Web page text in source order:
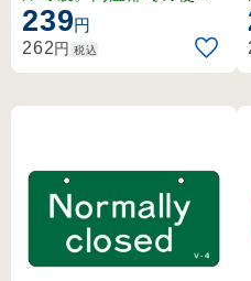
にも適したバルブ表示札
。
239円
262円 税込